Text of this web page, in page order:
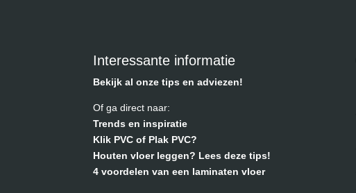
Interessante informatie
Bekijk al onze tips en adviezen!
Of ga direct naar:
Trends en inspiratie
Klik PVC of Plak PVC?
Houten vloer leggen? Lees deze tips!
4 voordelen van een laminaten vloer